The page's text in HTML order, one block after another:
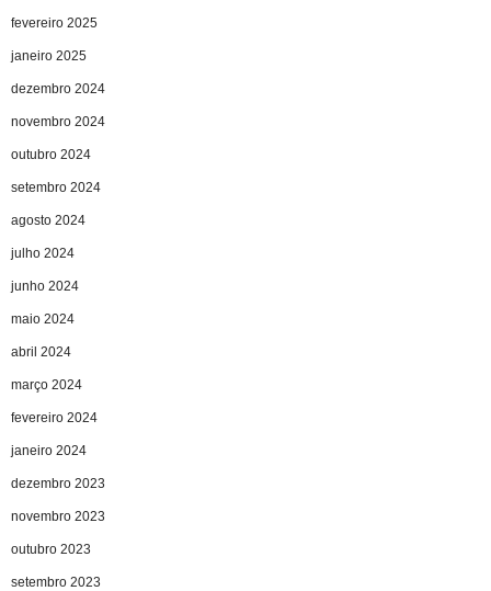
fevereiro 2025
janeiro 2025
dezembro 2024
novembro 2024
outubro 2024
setembro 2024
agosto 2024
julho 2024
junho 2024
maio 2024
abril 2024
março 2024
fevereiro 2024
janeiro 2024
dezembro 2023
novembro 2023
outubro 2023
setembro 2023